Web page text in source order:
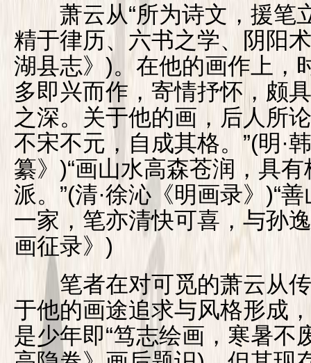
萧云从“所为诗文，援笔
精于律历、六书之学、阴阳
湖县志》)。在他的画作上，
多即兴而作，寄情抒怀，颇
之深。关于他的画，后人所
不宋不元，自成其格。”(明·
纂》)“画山水高森苍润，具
派。”(清·徐沁《明画录》)“
一家，笔亦清快可喜，与孙
画征录》)
笔者在对可觅的萧云从传
于他的画途追求与风格形成
是少年即“笃志绘画，寒暑不